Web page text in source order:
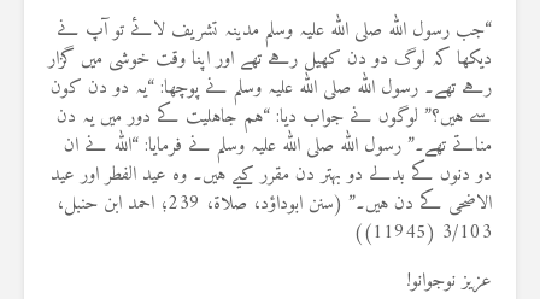
“جب رسول اللہ صلی اللہ علیہ وسلم مدینہ تشریف لائے تو آپ نے
دیکھا کہ لوگ دو دن کھیل رہے تھے اور اپنا وقت خوشی میں گزار
رہے تھے۔ رسول اللہ صلی اللہ علیہ وسلم نے پوچھا: “یہ دو دن کون
سے ہیں؟” لوگوں نے جواب دیا: “ہم جاہلیت کے دور میں یہ دن
مناتے تھے۔” رسول اللہ صلی اللہ علیہ وسلم نے فرمایا: “اللہ نے ان
دو دنوں کے بدلے دو بہتر دن مقرر کیے ہیں۔ وہ عید الفطر اور عید
الاضحی کے دن ہیں۔” (سنن ابوداؤد، صلاۃ، 239؛ احمد ابن حنبل،
3/103 (11945))
عزیز نوجوانو!